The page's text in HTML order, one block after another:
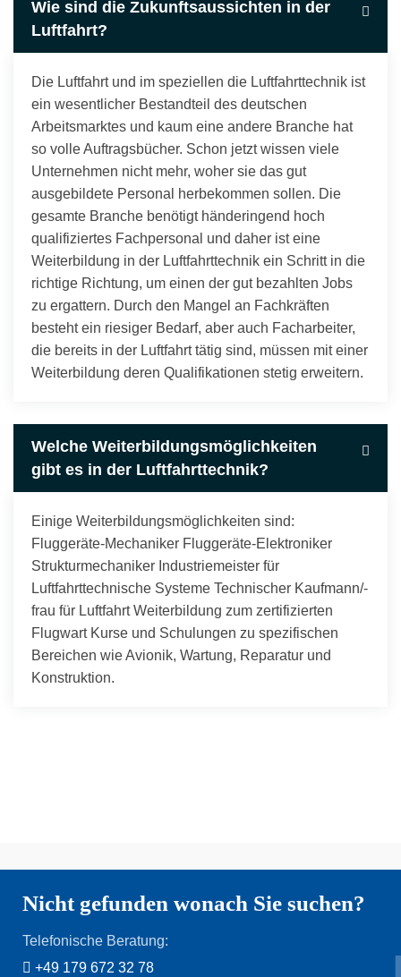
Wie sind die Zukunftsaussichten in der
Luftfahrt?
Die Luftfahrt und im speziellen die Luftfahrttechnik ist
ein wesentlicher Bestandteil des deutschen
Arbeitsmarktes und kaum eine andere Branche hat
so volle Auftragsbücher. Schon jetzt wissen viele
Unternehmen nicht mehr, woher sie das gut
ausgebildete Personal herbekommen sollen. Die
gesamte Branche benötigt händeringend hoch
qualifiziertes Fachpersonal und daher ist eine
Weiterbildung in der Luftfahrttechnik ein Schritt in die
richtige Richtung, um einen der gut bezahlten Jobs
zu ergattern. Durch den Mangel an Fachkräften
besteht ein riesiger Bedarf, aber auch Facharbeiter,
die bereits in der Luftfahrt tätig sind, müssen mit einer
Weiterbildung deren Qualifikationen stetig erweitern.
Welche Weiterbildungsmöglichkeiten
gibt es in der Luftfahrttechnik?
Einige Weiterbildungsmöglichkeiten sind:
Fluggeräte-Mechaniker Fluggeräte-Elektroniker
Strukturmechaniker Industriemeister für
Luftfahrttechnische Systeme Technischer Kaufmann/-
frau für Luftfahrt Weiterbildung zum zertifizierten
Flugwart Kurse und Schulungen zu spezifischen
Bereichen wie Avionik, Wartung, Reparatur und
Konstruktion.
Nicht gefunden wonach Sie suchen?
Telefonische Beratung:
+49 179 672 32 78